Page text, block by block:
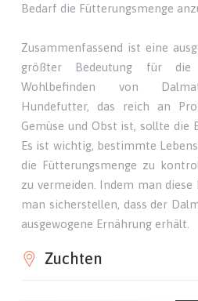
Bedarf die Fütterungsmenge
Zusammenfassend ist eine
größter Bedeutung für die
Wohlbefinden von
Hundefutter, das reich an
Gemüse und Obst ist, sollte die
Es ist wichtig, bestimmte
die Fütterungsmenge zu
zu vermeiden. Indem man
man sicherstellen, dass der
ausgewogene Ernährung erhält.
Zuchten